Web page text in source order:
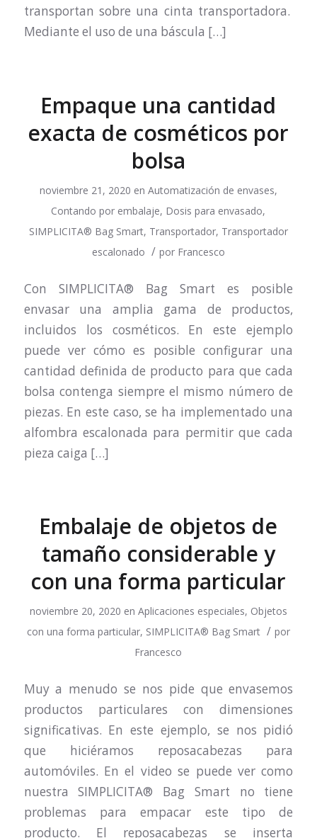
transportan sobre una cinta transportadora.
Mediante el uso de una báscula […]
Empaque una cantidad
exacta de cosméticos por
bolsa
noviembre 21, 2020 en Automatización de envases,
Contando por embalaje, Dosis para envasado,
SIMPLICITA® Bag Smart, Transportador, Transportador
escalonado / por Francesco
Con SIMPLICITA® Bag Smart es posible
envasar una amplia gama de productos,
incluidos los cosméticos. En este ejemplo
puede ver cómo es posible configurar una
cantidad definida de producto para que cada
bolsa contenga siempre el mismo número de
piezas. En este caso, se ha implementado una
alfombra escalonada para permitir que cada
pieza caiga […]
Embalaje de objetos de
tamaño considerable y
con una forma particular
noviembre 20, 2020 en Aplicaciones especiales, Objetos
con una forma particular, SIMPLICITA® Bag Smart / por
Francesco
Muy a menudo se nos pide que envasemos
productos particulares con dimensiones
significativas. En este ejemplo, se nos pidió
que hiciéramos reposacabezas para
automóviles. En el video se puede ver como
nuestra SIMPLICITA® Bag Smart no tiene
problemas para empacar este tipo de
producto. El reposacabezas se inserta